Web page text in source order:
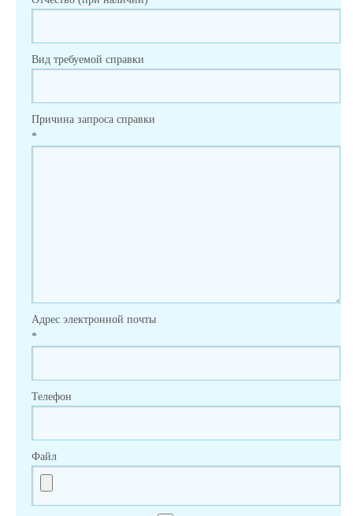
Вид требуемой справки
Причина запроса справки
*
Адрес электронной почты
*
Телефон
Файл